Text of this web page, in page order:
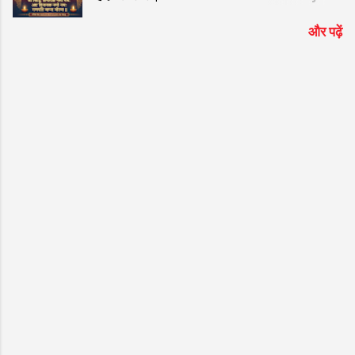
ManTRa Lyrics | ॐ गं गणपतये नमो नमः मंत्रऔर पढ़ें